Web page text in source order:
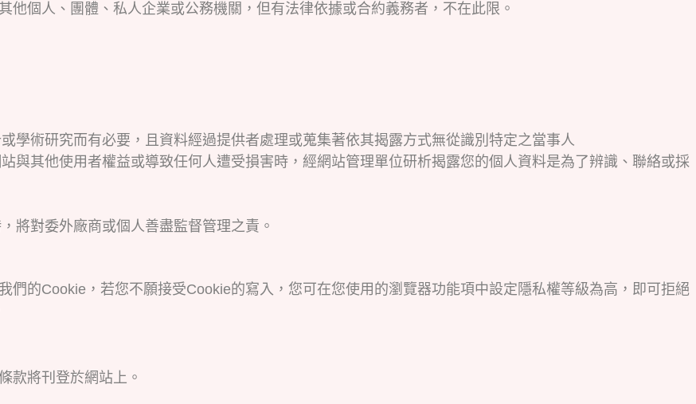
個人、團體、私人企業或公務機關，但有法律依據或合約義務者，不在此限。
學術研究而有必要，且資料經過提供者處理或蒐集著依其揭露方式無從識別特定之當事人
與其他使用者權益或導致任何人遭受損害時，經網站管理單位研析揭露您的個人資料是為了辨識、聯絡或採
將對委外廠商或個人善盡監督管理之責。
們的Cookie，若您不願接受Cookie的寫入，您可在您使用的瀏覽器功能項中設定隱私權等級為高，即可拒絕
款將刊登於網站上。